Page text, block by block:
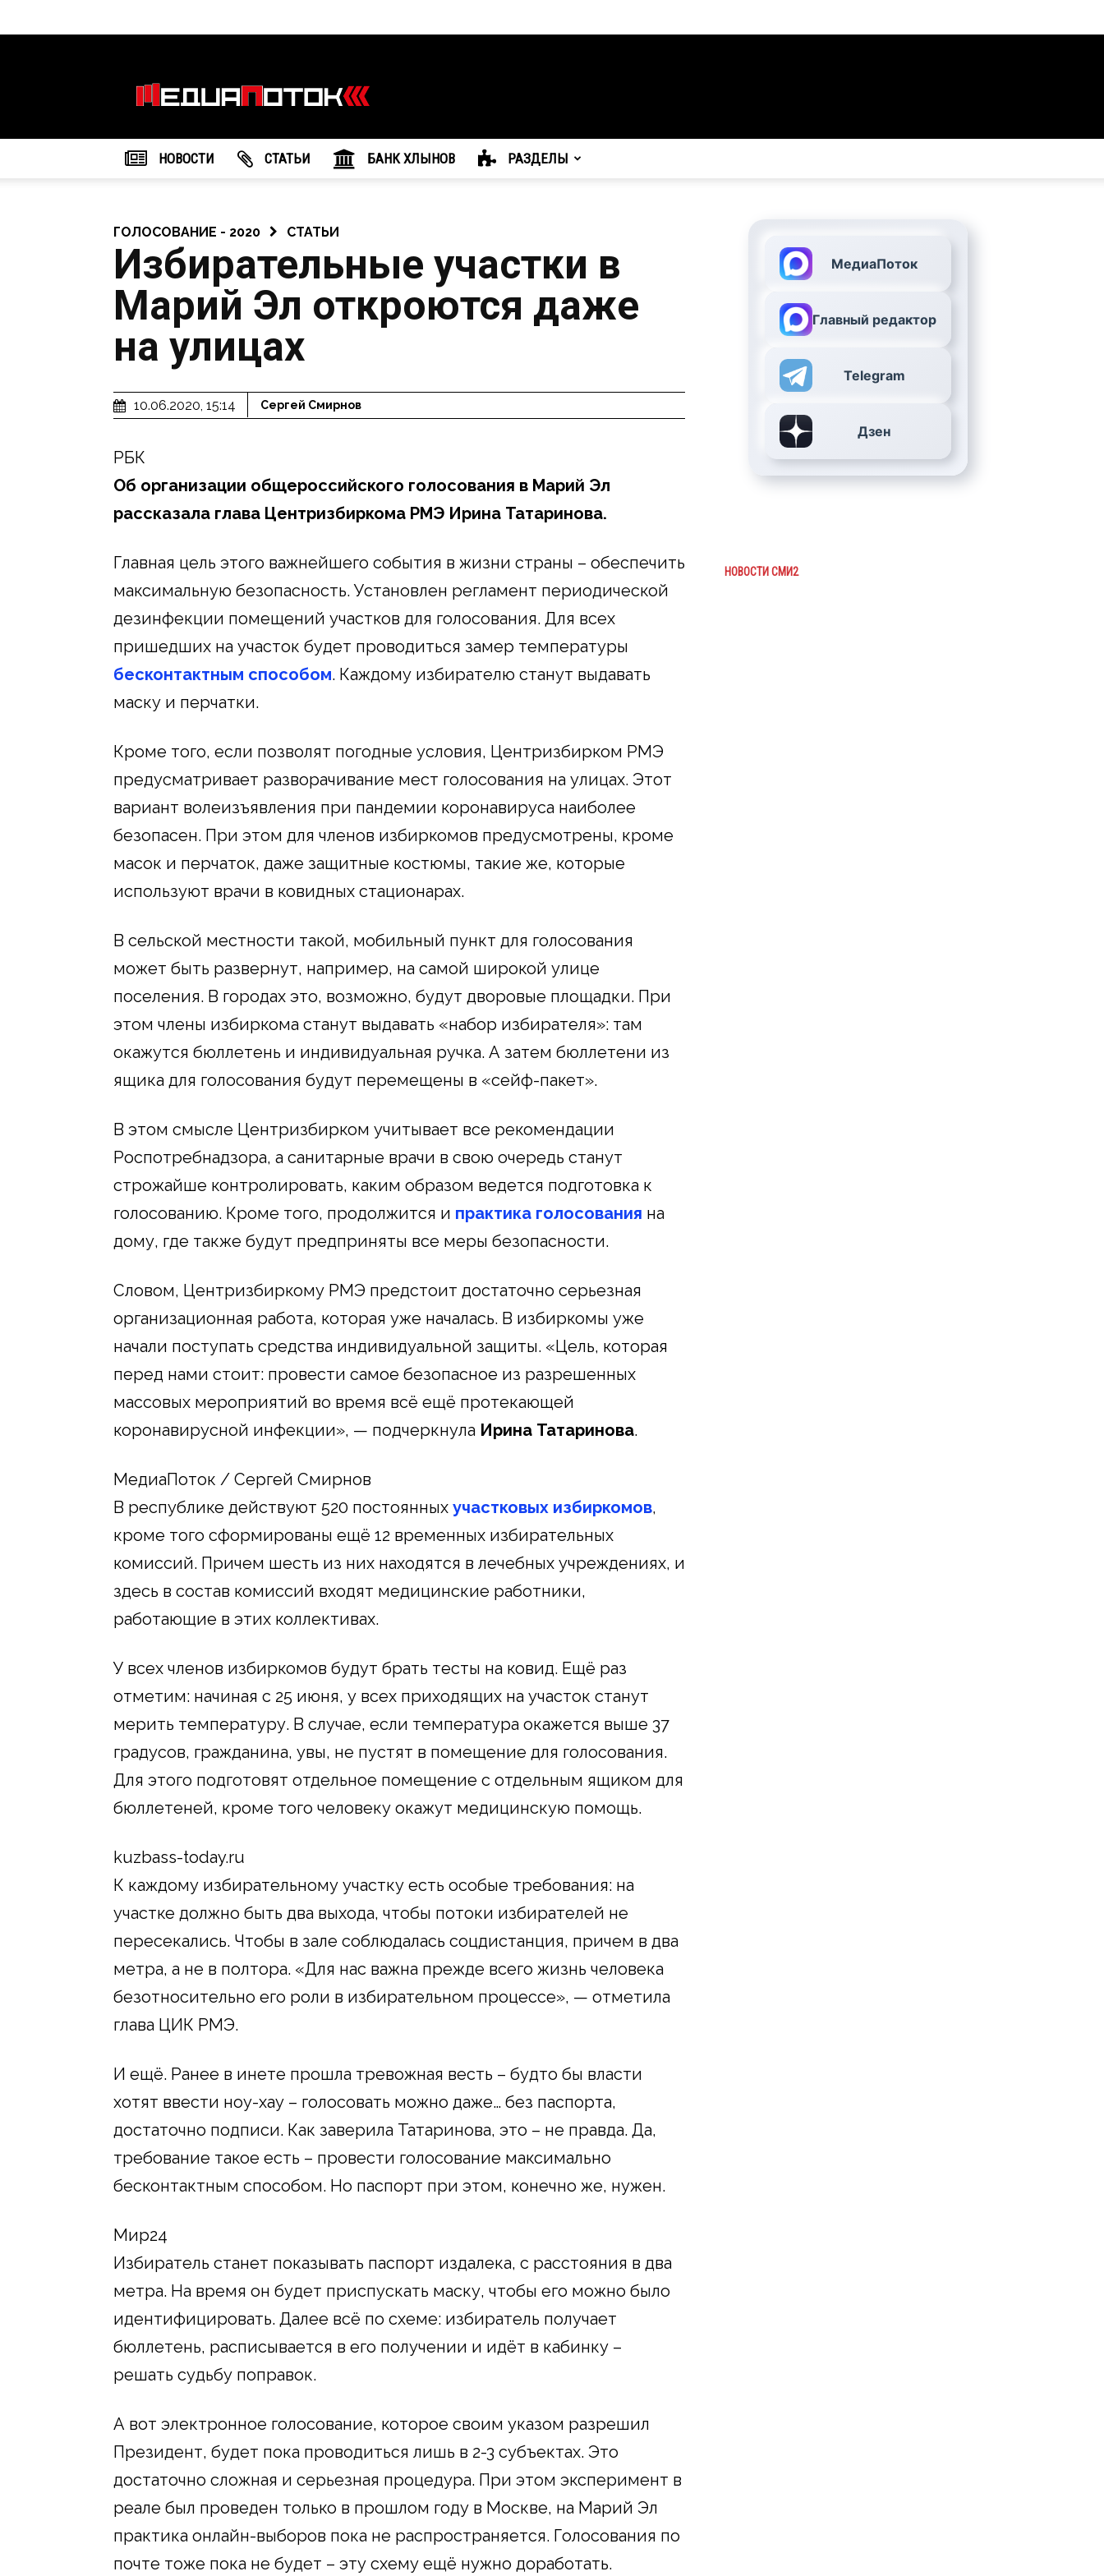
агентство
"МедиаПоток"
НОВОСТИ CТАТЬИ БАНК ХЛЫНОВ РАЗДЕЛЫ
ГОЛОСОВАНИЕ - 2020 СТАТЬИ
Избирательные участки в
Марий Эл откроются даже
на улицах
10.06.2020, 15:14 Сергей Смирнов
РБК
Об организации общероссийского голосования в Марий Эл
рассказала глава Центризбиркома РМЭ Ирина Татаринова.
Главная цель этого важнейшего события в жизни страны – обеспечить
максимальную безопасность. Установлен регламент периодической
дезинфекции помещений участков для голосования. Для всех
пришедших на участок будет проводиться замер температуры
бесконтактным способом. Каждому избирателю станут выдавать
маску и перчатки.
Кроме того, если позволят погодные условия, Центризбирком РМЭ
предусматривает разворачивание мест голосования на улицах. Этот
вариант волеизъявления при пандемии коронавируса наиболее
безопасен. При этом для членов избиркомов предусмотрены, кроме
масок и перчаток, даже защитные костюмы, такие же, которые
используют врачи в ковидных стационарах.
В сельской местности такой, мобильный пункт для голосования
может быть развернут, например, на самой широкой улице
поселения. В городах это, возможно, будут дворовые площадки. При
этом члены избиркома станут выдавать «набор избирателя»: там
окажутся бюллетень и индивидуальная ручка. А затем бюллетени из
ящика для голосования будут перемещены в «сейф-пакет».
В этом смысле Центризбирком учитывает все рекомендации
Роспотребнадзора, а санитарные врачи в свою очередь станут
строжайше контролировать, каким образом ведется подготовка к
голосованию. Кроме того, продолжится и практика голосования на
дому, где также будут предприняты все меры безопасности.
Словом, Центризбиркому РМЭ предстоит достаточно серьезная
организационная работа, которая уже началась. В избиркомы уже
начали поступать средства индивидуальной защиты. «Цель, которая
перед нами стоит: провести самое безопасное из разрешенных
массовых мероприятий во время всё ещё протекающей
коронавирусной инфекции», — подчеркнула Ирина Татаринова.
МедиаПоток / Сергей Смирнов
В республике действуют 520 постоянных участковых избиркомов,
кроме того сформированы ещё 12 временных избирательных
комиссий. Причем шесть из них находятся в лечебных учреждениях, и
здесь в состав комиссий входят медицинские работники,
работающие в этих коллективах.
У всех членов избиркомов будут брать тесты на ковид. Ещё раз
отметим: начиная с 25 июня, у всех приходящих на участок станут
мерить температуру. В случае, если температура окажется выше 37
градусов, гражданина, увы, не пустят в помещение для голосования.
Для этого подготовят отдельное помещение с отдельным ящиком для
бюллетеней, кроме того человеку окажут медицинскую помощь.
kuzbass-today.ru
К каждому избирательному участку есть особые требования: на
участке должно быть два выхода, чтобы потоки избирателей не
пересекались. Чтобы в зале соблюдалась соцдистанция, причем в два
метра, а не в полтора. «Для нас важна прежде всего жизнь человека
безотносительно его роли в избирательном процессе», — отметила
глава ЦИК РМЭ.
И ещё. Ранее в инете прошла тревожная весть – будто бы власти
хотят ввести ноу-хау – голосовать можно даже… без паспорта,
достаточно подписи. Как заверила Татаринова, это – не правда. Да,
требование такое есть – провести голосование максимально
бесконтактным способом. Но паспорт при этом, конечно же, нужен.
Мир24
Избиратель станет показывать паспорт издалека, с расстояния в два
метра. На время он будет приспускать маску, чтобы его можно было
идентифицировать. Далее всё по схеме: избиратель получает
бюллетень, расписывается в его получении и идёт в кабинку –
решать судьбу поправок.
А вот электронное голосование, которое своим указом разрешил
Президент, будет пока проводиться лишь в 2-3 субъектах. Это
достаточно сложная и серьезная процедура. При этом эксперимент в
реале был проведен только в прошлом году в Москве, на Марий Эл
практика онлайн-выборов пока не распространяется. Голосования по
почте тоже пока не будет – эту схему ещё нужно доработать.
МедиаПоток
Главный редактор
Telegram
Дзен
НОВОСТИ СМИ2